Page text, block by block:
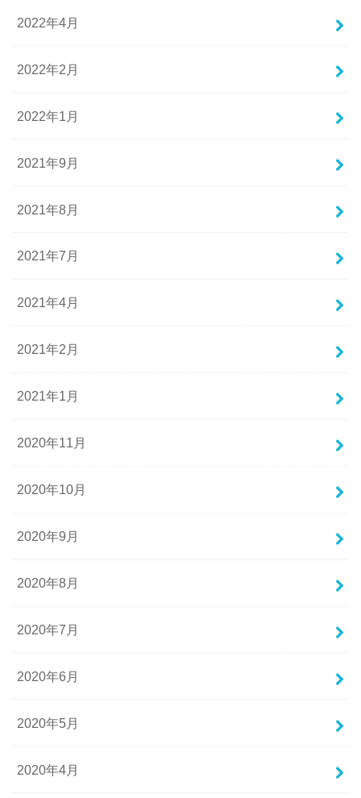
2022年4月
2022年2月
2022年1月
2021年9月
2021年8月
2021年7月
2021年4月
2021年2月
2021年1月
2020年11月
2020年10月
2020年9月
2020年8月
2020年7月
2020年6月
2020年5月
2020年4月